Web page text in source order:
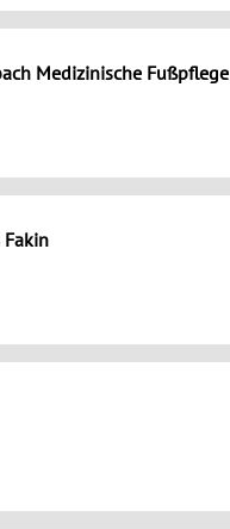
Medizinische Fußpflege
Fakin